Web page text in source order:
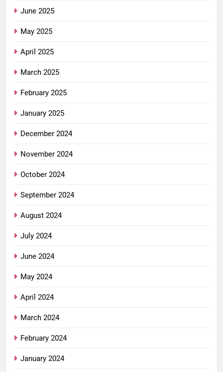
June 2025
May 2025
April 2025
March 2025
February 2025
January 2025
December 2024
November 2024
October 2024
September 2024
August 2024
July 2024
June 2024
May 2024
April 2024
March 2024
February 2024
January 2024